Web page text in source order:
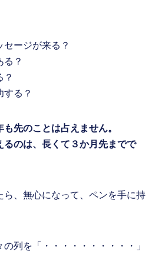
ージが来る？
る？
？
する？
先のことは占えません。
るのは、長くて３か月先までで
ら、無心になって、ペンを手に持
列を「・・・・・・・・・・」